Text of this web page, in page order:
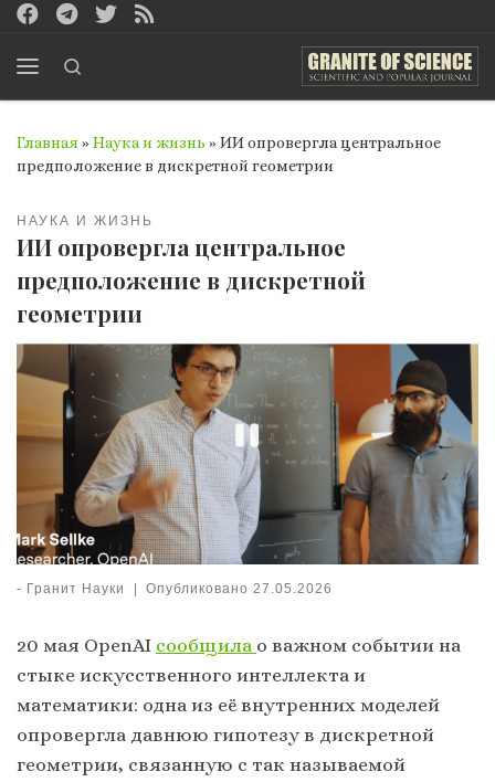
Перейти к содержимому
Главная » Наука и жизнь » ИИ опровергла центральное
предположение в дискретной геометрии
НАУКА И ЖИЗНЬ
ИИ опровергла центральное
предположение в дискретной
геометрии
- Гранит Науки | Опубликовано 27.05.2026
20 мая OpenAI сообщила о важном событии на
стыке искусственного интеллекта и
математики: одна из её внутренних моделей
опровергла давнюю гипотезу в дискретной
геометрии, связанную с так называемой